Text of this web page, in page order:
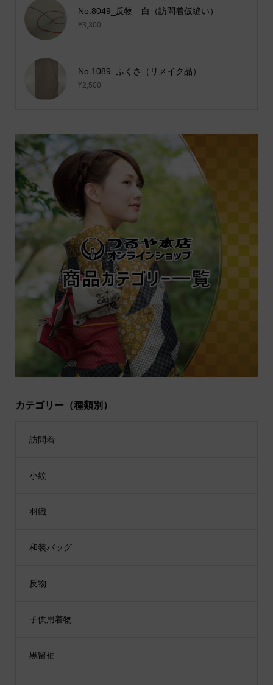
No.8049_反物 白（訪問着仮縫い）
¥3,300
No.1089_ふくさ（リメイク品）
¥2,500
カテゴリー（種類別）
訪問着
小紋
羽織
和装バッグ
反物
子供用着物
黒留袖